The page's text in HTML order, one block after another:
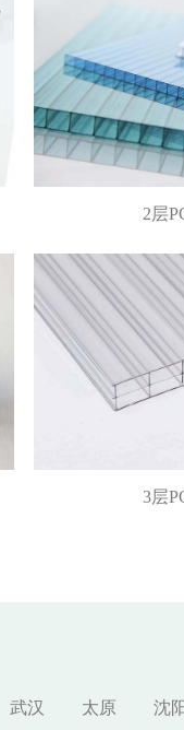
2层
3层
武汉 太原 沈阳